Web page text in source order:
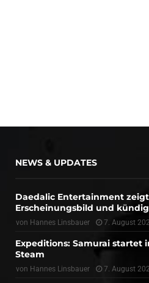
NEWS & UPDATES
Daedalic Entertainment
Erscheinungsbild und
von Hannes Linsbauer 7. August
Expeditions: Samurai startet
Steam
von Hannes Linsbauer 7. August